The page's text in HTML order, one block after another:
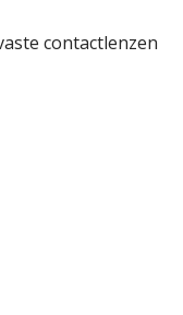
contactlenzen